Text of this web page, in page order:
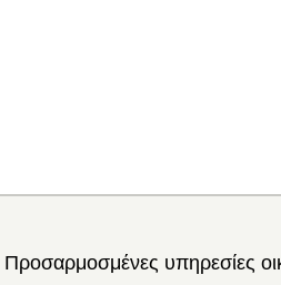
Προσαρμοσμένες υπηρεσίες